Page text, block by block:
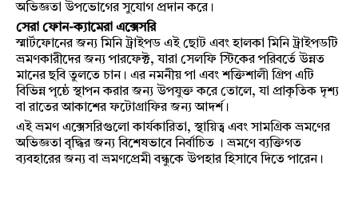
অভিজ্ঞতা উপভোগের সুযোগ প্রদান করে।
সেরা ফোন-ক্যামেরা এক্সেসরি
স্মার্টফোনের জন্য মিনি ট্রাইপড এই ছোট এবং হালকা মিনি ট্রাইপডটি
ভ্রমণকারীদের জন্য পারফেক্ট, যারা সেলফি স্টিকের পরিবর্তে উন্নত
মানের ছবি তুলতে চান। এর নমনীয় পা এবং শক্তিশালী গ্রিপ এটি
বিভিন্ন পৃষ্ঠে স্থাপন করার জন্য উপযুক্ত করে তোলে, যা প্রাকৃতিক দৃশ্য
বা রাতের আকাশের ফটোগ্রাফির জন্য আদর্শ।
এই ভ্রমণ এক্সেসরিগুলো কার্যকারিতা, স্থায়িত্ব এবং সামগ্রিক ভ্রমণের
অভিজ্ঞতা বৃদ্ধির জন্য বিশেষভাবে নির্বাচিত । ভ্রমণে ব্যক্তিগত
ব্যবহারের জন্য বা ভ্রমণপ্রেমী বন্ধুকে উপহার হিসাবে দিতে পারেন।